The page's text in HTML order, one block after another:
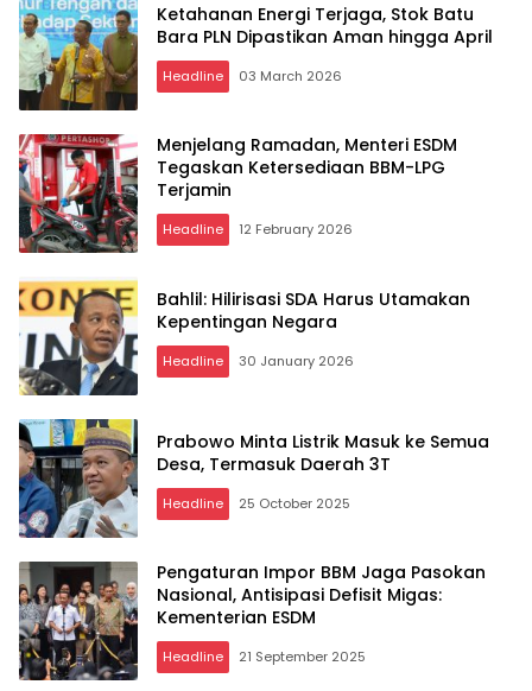
Ketahanan Energi Terjaga, Stok Batu
Bara PLN Dipastikan Aman hingga April
Headline 03 March 2026
Menjelang Ramadan, Menteri ESDM
Tegaskan Ketersediaan BBM-LPG
Terjamin
Headline 12 February 2026
Bahlil: Hilirisasi SDA Harus Utamakan
Kepentingan Negara
Headline 30 January 2026
Prabowo Minta Listrik Masuk ke Semua
Desa, Termasuk Daerah 3T
Headline 25 October 2025
Pengaturan Impor BBM Jaga Pasokan
Nasional, Antisipasi Defisit Migas:
Kementerian ESDM
Headline 21 September 2025